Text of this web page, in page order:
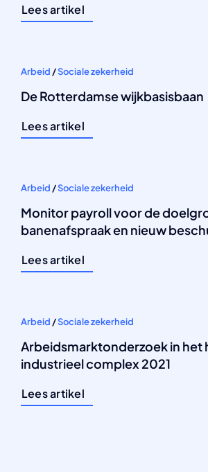
Lees artikel
Arbeid /Sociale zekerheid
De Rotterdamse wijkbasisbaan
Lees artikel
Arbeid /Sociale zekerheid
Monitor payroll voor de
banenafspraak en nieuw
Lees artikel
Arbeid /Sociale zekerheid
Arbeidsmarktonderzoek in het
industrieel complex 2021
Lees artikel